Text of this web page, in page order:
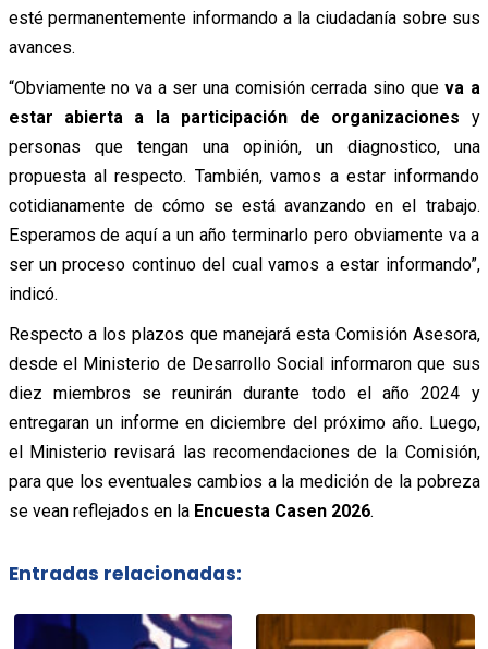
esté permanentemente informando a la ciudadanía sobre sus
avances.
“Obviamente no va a ser una comisión cerrada sino queva a
estar abierta a la participación de organizaciones y
personas que tengan una opinión, un diagnostico, una
propuesta al respecto. También, vamos a estar informando
cotidianamente de cómo se está avanzando en el trabajo.
Esperamos de aquí a un año terminarlo pero obviamente va a
ser un proceso continuo del cual vamos a estar informando”,
indicó.
Respecto a los plazos que manejará esta Comisión Asesora,
desde el Ministerio de Desarrollo Social informaron que sus
diez miembros se reunirán durante todo el año 2024 y
entregaran un informe en diciembre del próximo año. Luego,
el Ministerio revisará las recomendaciones de la Comisión,
para que los eventuales cambios a la medición de la pobreza
se vean reflejados en la Encuesta Casen 2026.
Entradas relacionadas: